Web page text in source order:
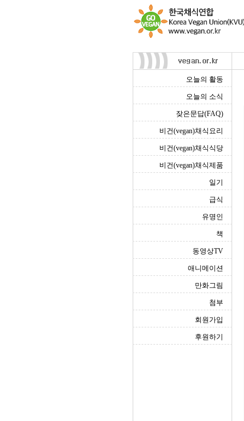
오늘의 활동
오늘의 소식
잦은문답(FAQ)
비건(vegan)채식요리
비건(vegan)채식식당
비건(vegan)채식제품
일기
급식
유명인
책
동영상TV
애니메이션
만화그림
첨부
회원가입
후원하기